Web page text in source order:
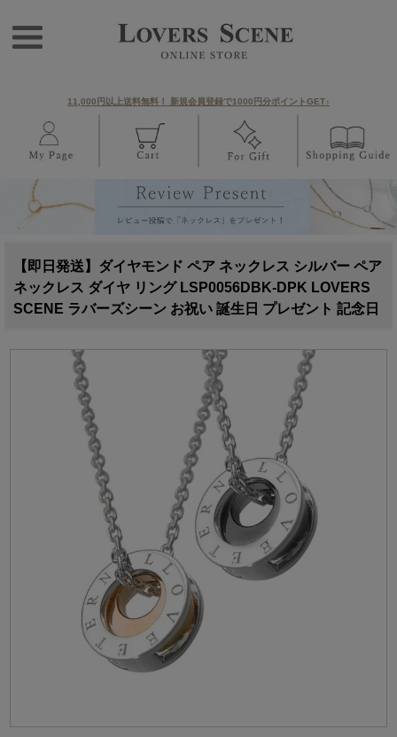
11,000円以上送料無料！ 新規会員登録で1000円分ポイントGET♪
【即日発送】ダイヤモンド ペア ネックレス シルバー ペア
ネックレス ダイヤ リング LSP0056DBK-DPK LOVERS
SCENE ラバーズシーン お祝い 誕生日 プレゼント 記念日